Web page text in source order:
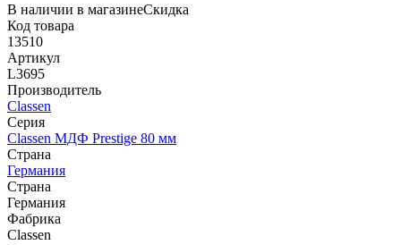
В наличии в магазинеСкидка
Код товара
13510
Артикул
L3695
Производитель
Classen
Серия
Classen МДФ Prestige 80 мм
Страна
Германия
Страна
Германия
Фабрика
Classen